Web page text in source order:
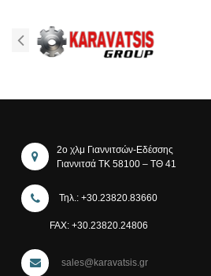
2ο χλμ Γιαννιτσών-Εδέσσης
Γιαννιτσά ΤΚ 58100 – ΤΘ 41
Τηλ.: +30.23820.83660
FAX: +30.23820.24806
sales@karavatsis.gr